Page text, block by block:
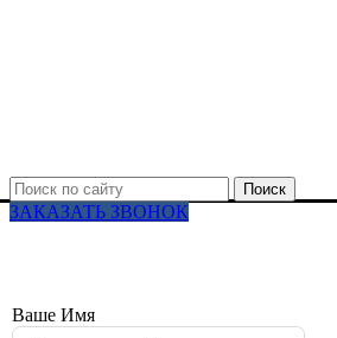
Поиск
ЗАКАЗАТЬ ЗВОНОК
Ваше Имя